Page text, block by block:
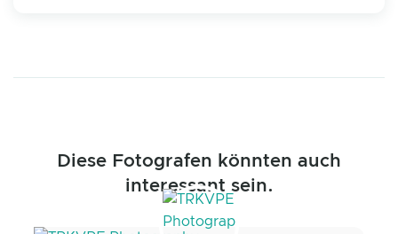
Diese Fotografen könnten auch
interessant sein.